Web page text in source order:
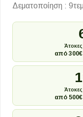
Δεματοποίηση :
Άτοκες
από
Άτοκες
από